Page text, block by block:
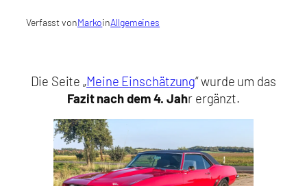
Verfasst vonMarkoinAllgemeines
Die Seite „Meine Einschätzung“ wurde um das
Fazit nach dem 4. Jahr ergänzt.